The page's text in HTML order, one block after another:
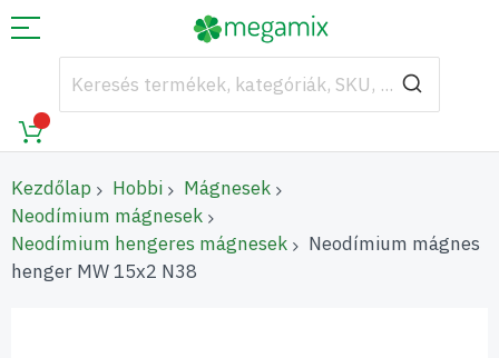
Kezdőlap Hobbi
Mágnesek
Neodímium mágnesek
Neodímium hengeres mágnesek
Neodímium mágnes
henger MW 15x2 N38